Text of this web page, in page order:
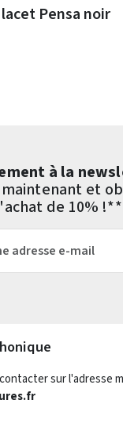
Pensa noir
à la
et
de 10% !**
sur l'adresse